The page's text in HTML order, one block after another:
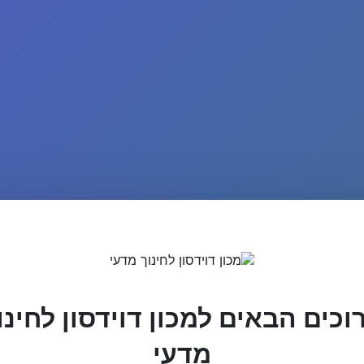
הבאים למכון דוידסון
מדעי